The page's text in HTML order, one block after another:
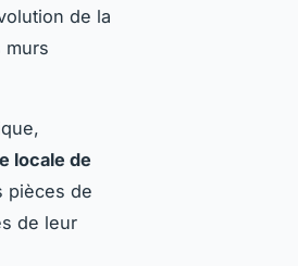
de la
murs
locale de
pièces de
de leur